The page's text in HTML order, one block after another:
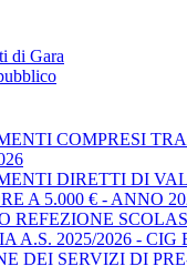
di Gara
COMPRESI TRA
DIRETTI DI
A 5.000 € - ANNO
REFEZIONE
A.S. 2025/2026 - CIG
DEI SERVIZI DI